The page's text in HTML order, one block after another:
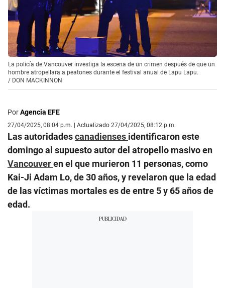
La policía de Vancouver investiga la escena de un crimen después de que un
hombre atropellara a peatones durante el festival anual de Lapu Lapu.
/ DON MACKINNON
PorAgencia EFE
27/04/2025, 08:04 p.m. | Actualizado 27/04/2025, 08:12 p.m.
Las autoridadescanadienses identificaron este
domingo al supuesto autor del atropello masivo en
Vancouveren el que murieron 11 personas, como
Kai-Ji Adam Lo, de 30 años, y revelaron que la edad
de las víctimas mortales es de entre 5 y 65 años de
edad.